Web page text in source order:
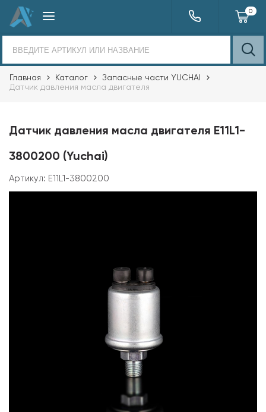
0
Главная Каталог
Запасные части YUCHAI
Датчик давления масла двигателя
Датчик давления масла двигателя E11L1-
3800200 (Yuchai)
Артикул: E11L1-3800200